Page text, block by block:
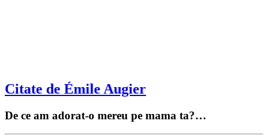
Citate de Émile Augier
De ce am adorat-o mereu pe mama ta?…